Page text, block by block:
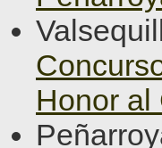
Honor al